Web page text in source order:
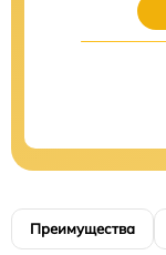
Преимущества